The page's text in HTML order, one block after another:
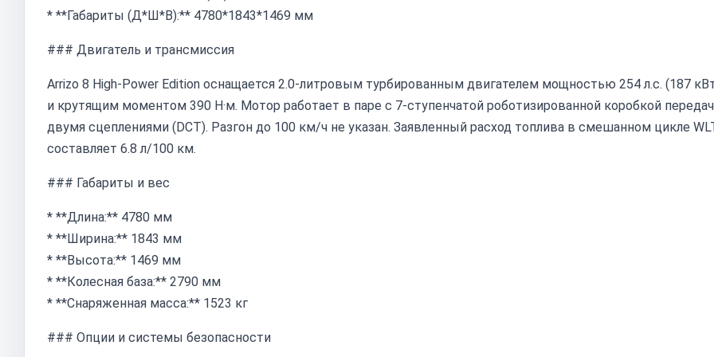
* **Габариты (Д*Ш*В):** 4780*1843*1469 мм
### Двигатель и трансмиссия
Arrizo 8 High-Power Edition оснащается 2.0-литровым турбированным двигателем мощностью 254 л.с. (187
и крутящим моментом 390 Н·м. Мотор работает в паре с 7-ступенчатой роботизированной коробкой
двумя сцеплениями (DCT). Разгон до 100 км/ч не указан. Заявленный расход топлива в смешанном цикле
составляет 6.8 л/100 км.
### Габариты и вес
* **Длина:** 4780 мм
* **Ширина:** 1843 мм
* **Высота:** 1469 мм
* **Колесная база:** 2790 мм
* **Снаряженная масса:** 1523 кг
### Опции и системы безопасности